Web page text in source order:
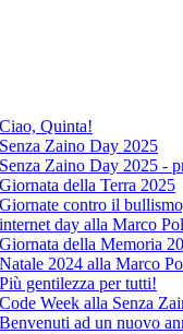
Ciao, Quinta!
Senza Zaino Day 2025
Senza Zaino Day 2025 -
Giornata della Terra 2025
Giornate contro il
internet day alla Marco
Giornata della Memoria
Natale 2024 alla Marco
Più gentilezza per tutti!
Code Week alla Senza
Benvenuti ad un nuovo